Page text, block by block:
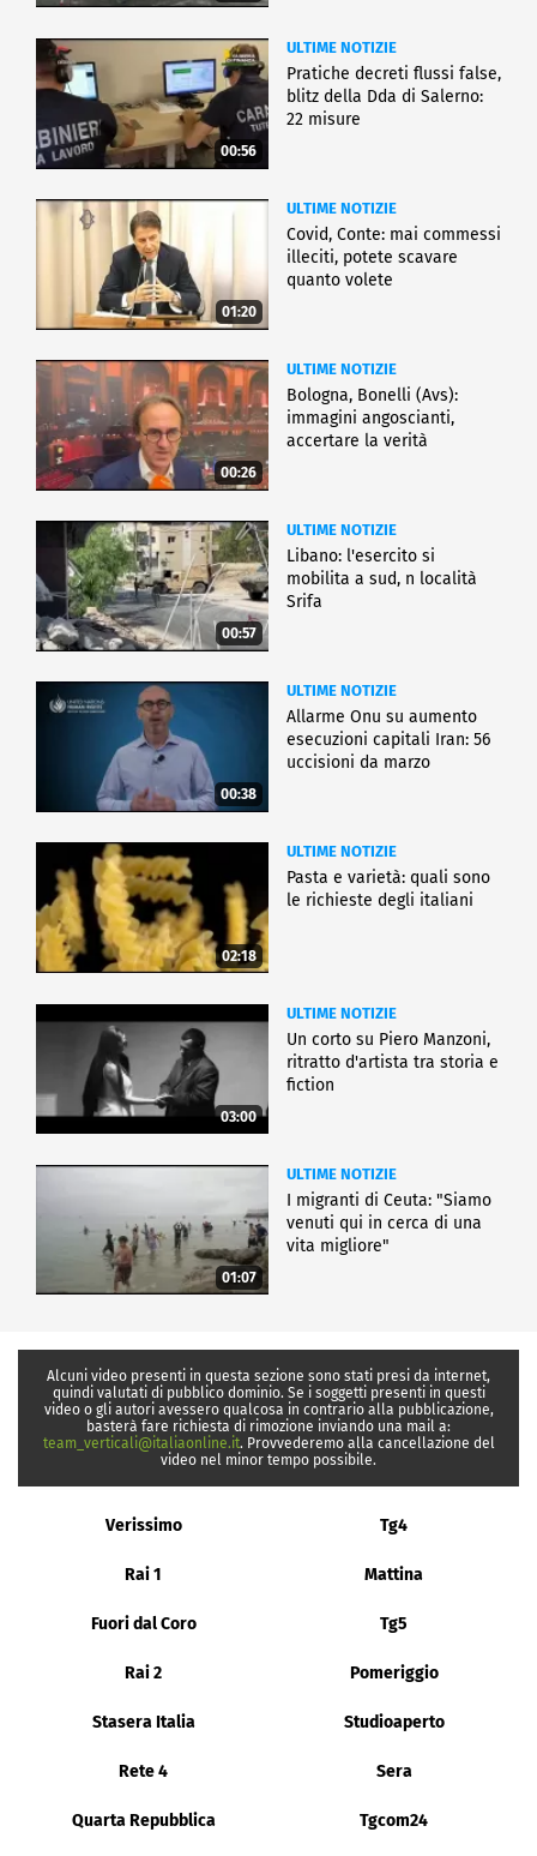
00:56
ULTIME NOTIZIE
Pratiche decreti flussi false,
blitz della Dda di Salerno:
22 misure
01:20
ULTIME NOTIZIE
Covid, Conte: mai commessi
illeciti, potete scavare
quanto volete
00:26
ULTIME NOTIZIE
Bologna, Bonelli (Avs):
immagini angoscianti,
accertare la verità
00:57
ULTIME NOTIZIE
Libano: l'esercito si
mobilita a sud, n località
Srifa
00:38
ULTIME NOTIZIE
Allarme Onu su aumento
esecuzioni capitali Iran: 56
uccisioni da marzo
02:18
ULTIME NOTIZIE
Pasta e varietà: quali sono
le richieste degli italiani
03:00
ULTIME NOTIZIE
Un corto su Piero Manzoni,
ritratto d'artista tra storia e
fiction
01:07
ULTIME NOTIZIE
I migranti di Ceuta: "Siamo
venuti qui in cerca di una
vita migliore"
Alcuni video presenti in questa sezione sono stati presi da internet,
quindi valutati di pubblico dominio. Se i soggetti presenti in questi
video o gli autori avessero qualcosa in contrario alla pubblicazione,
basterà fare richiesta di rimozione inviando una mail a:
team_verticali@italiaonline.it. Provvederemo alla cancellazione del
video nel minor tempo possibile.
Verissimo Tg4
Rai 1 Mattina
Fuori dal Coro Tg5
Rai 2 Pomeriggio
Stasera Italia Studioaperto
Rete 4 Sera
Quarta Repubblica Tgcom24